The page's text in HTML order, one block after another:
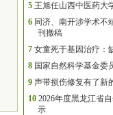
5 王旭任山西中医药大
6 同济、南开涉学术不
刊撤稿
7 女童死于基因治疗：
8 国家自然科学基金委
9 声带损伤修复有了新
10 2026年度黑龙江省
示